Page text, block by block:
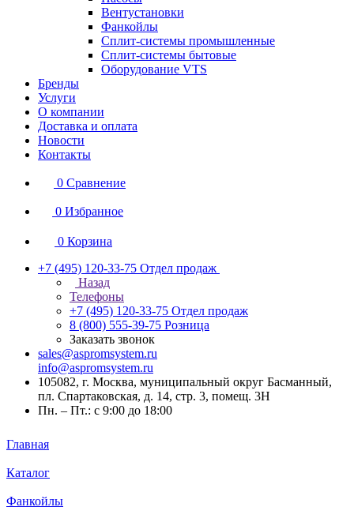
Вентустановки
Фанкойлы
Сплит-системы промышленные
Сплит-системы бытовые
Оборудование VTS
Бренды
Услуги
О компании
Доставка и оплата
Новости
Контакты
0 Сравнение
0 Избранное
0 Корзина
+7 (495) 120-33-75 Отдел продаж
Назад
Телефоны
+7 (495) 120-33-75 Отдел продаж
8 (800) 555-39-75 Розница
Заказать звонок
sales@aspromsystem.ru
info@aspromsystem.ru
105082, г. Москва, муниципальный округ Басманный,
пл. Спартаковская, д. 14, стр. 3, помещ. 3Н
Пн. – Пт.: с 9:00 до 18:00
Главная
Каталог
Фанкойлы